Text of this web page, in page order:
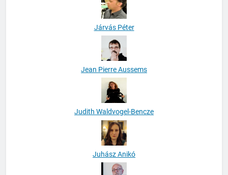
Járvás Péter
Jean Pierre Aussems
Judith Waldvogel-Bencze
Juhász Anikó